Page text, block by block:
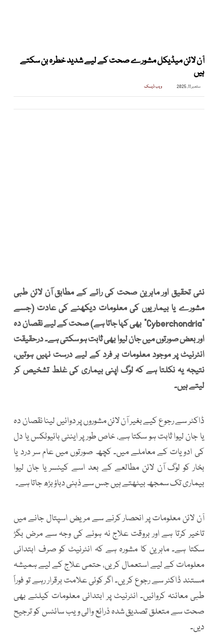
آن لائن میڈیکل مشورے صحت کے لیے شدید خطرہ بن سکتے
ہیں
ستمبر 11, 2025 ویب ڈیسک
نئی تحقیق اور ماہرین صحت کی رائے کے مطابق آن لائن طبی
مشورے یا بیماریوں کی معلومات دیکھنے کی عادت (جسے
"Cyberchondria" بھی کہا جاتا ہے) صحت کے لیے نقصان دہ
اور بعض صورتوں میں جان لیوا بھی ثابت ہو سکتی ہے۔ درحقیقت
انٹرنیٹ پر موجود معلومات ہر فرد کے لیے درست نہیں ہوتیں،
نتیجہ یہ نکلتا ہے کہ لوگ اپنی بیماری کی غلط تشخیص کر
لیتے ہیں۔
ڈاکٹر سے رجوع کیے بغیر آن لائن مشوروں پر دوائیں لینا نقصان دہ
یا جان لیوا ثابت ہو سکتا ہے، خاص طور پر اینٹی بائیوٹکس یا دل
کی ادویات کے معاملے میں۔ کچھ صورتوں میں عام سر درد یا
بخار کو لوگ آن لائن مطالعے کے بعد اسے کینسر یا جان لیوا
بیماری تک سمجھ بیٹھتے ہیں جس سے ذہنی دباؤ بڑھ جاتا ہے۔
آن لائن معلومات پر انحصار کرنے سے مریض اسپتال جانے میں
تاخیر کرتا ہے اور بروقت علاج نہ ہونے کی وجہ سے مرض بگڑ
سکتا ہے۔ ماہرین کا مشورہ ہے کہ انٹرنیٹ کو صرف ابتدائی
معلومات کے لیے استعمال کریں، حتمی علاج کے لیے ہمیشہ
مستند ڈاکٹر سے رجوع کریں۔ اگر کوئی علامت برقرار رہے تو فوراً
طبی معائنہ کروائیں۔ انٹرنیٹ پر ابتدائی معلومات کیلئے بھی
صحت سے متعلق تصدیق شدہ ذرائع والی ویب سائٹس کو ترجیح
دیں۔